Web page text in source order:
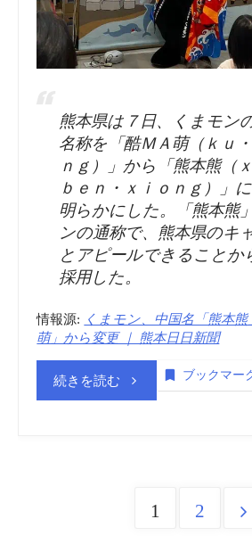
熊本県は７日、くまモン
名称を「酷ＭＡ萌（ｋｕ
ｎｇ）」から「熊本熊（
ｂｅｎ・ｘｉｏｎｇ）」
明らかにした。「熊本熊
ンの通称で、熊本県のキ
とアピールできることか
採用した。
情報源: くまモン、中国名「熊本
萌」から変更 ｜ 熊本日日新聞
続きを読む“商 ブックマー
Posts
1 2